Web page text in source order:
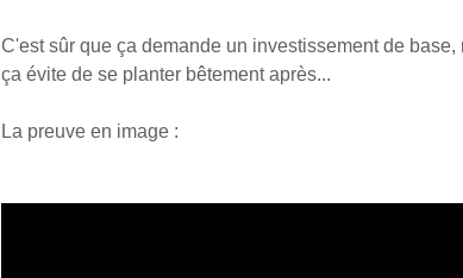
C'est sûr que ça demande un investissement de
ça évite de se planter bêtement après...
La preuve en image :